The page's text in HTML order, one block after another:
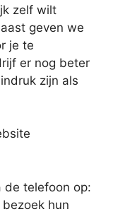
zelf wilt
geven we
je te
er nog beter
zijn als
de telefoon op:
bezoek hun